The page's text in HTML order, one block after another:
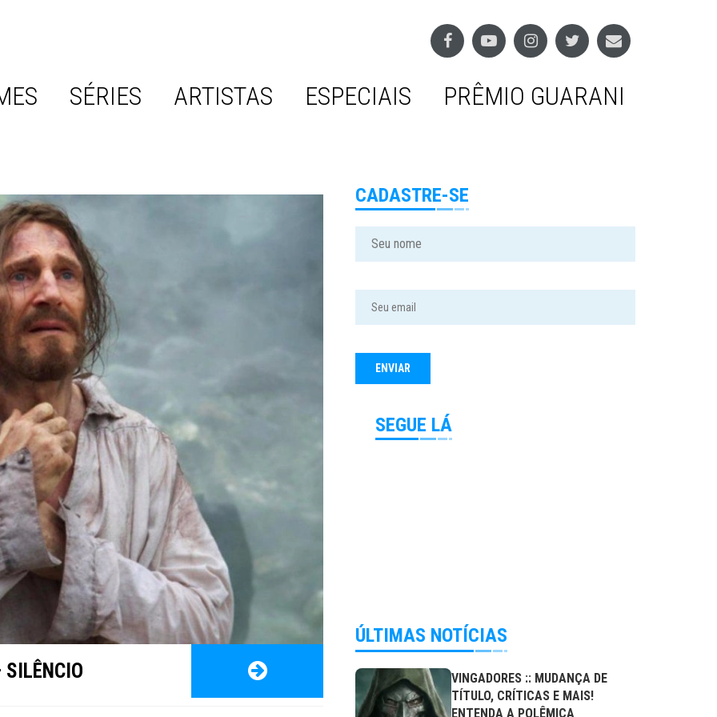
SÉRIES ARTISTAS ESPECIAIS PRÊMIO GUARANI
CADASTRE-SE
SEGUE LÁ
ÚLTIMAS NOTÍCIAS
VINGADORES :: MUDANÇA DE
TÍTULO, CRÍTICAS E MAIS!
ENTENDA A POLÊMICA